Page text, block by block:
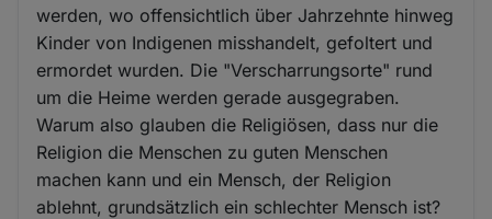
werden, wo offensichtlich über Jahrzehnte hinweg
Kinder von Indigenen misshandelt, gefoltert und
ermordet wurden. Die "Verscharrungsorte" rund
um die Heime werden gerade ausgegraben.
Warum also glauben die Religiösen, dass nur die
Religion die Menschen zu guten Menschen
machen kann und ein Mensch, der Religion
ablehnt, grundsätzlich ein schlechter Mensch ist?